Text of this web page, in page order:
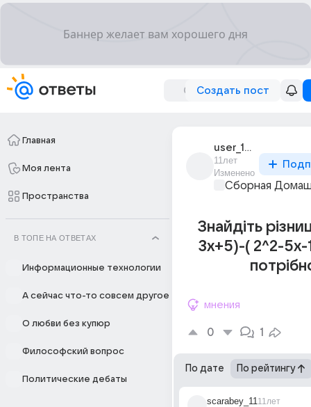
Создать пост
Главная
Моя лента
Пространства
В ТОПЕ НА ОТВЕТАХ
Информационные технологии
А сейчас что-то совсем другое
О любви без купюр
Философский вопрос
Политические дебаты
user_194791194
11лет
Изменено
Сборная
Знайдіть
3х+5)-( 2^2-
мнения
0 1
По дате По рейтингу
scarabey_1111лет